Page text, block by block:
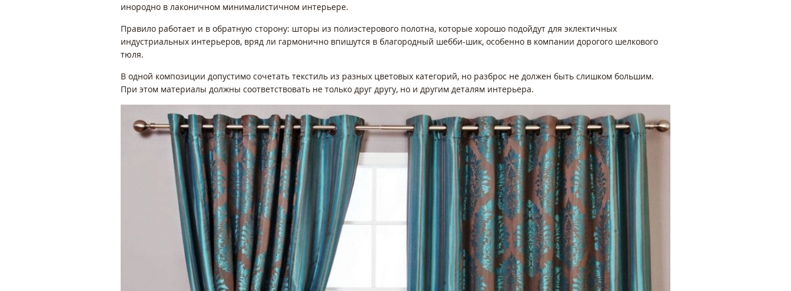
инородно в лаконичном минималистичном интерьере.
Правило работает и в обратную сторону: шторы из полиэстерового полотна, которые хорошо подойдут для эклектичных
индустриальных интерьеров, вряд ли гармонично впишутся в благородный шебби-шик, особенно в компании дорогого шелкового
тюля.
В одной композиции допустимо сочетать текстиль из разных цветовых категорий, но разброс не должен быть слишком большим.
При этом материалы должны соответствовать не только друг другу, но и другим деталям интерьера.